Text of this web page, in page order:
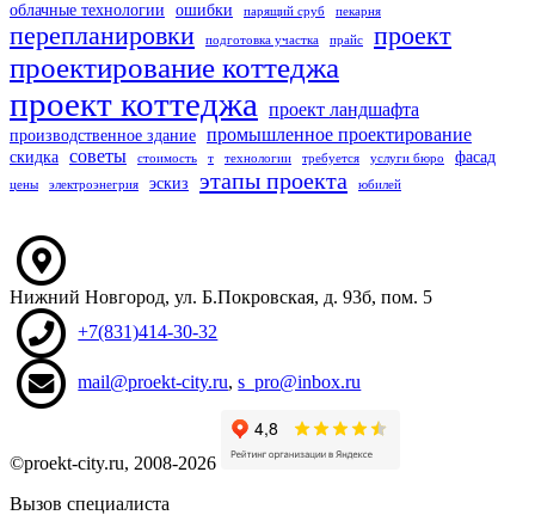
облачные технологии
ошибки парящий сруб пекарня
перепланировки подготовка участка прайс проект
проектирование коттеджа
проект коттеджа проект ландшафта
производственное здание промышленное проектирование
скидка советы стоимость т технологии требуется услуги бюро фасад
цены электроэнегрия эскиз этапы проекта юбилей
Нижний Новгород, ул. Б.Покровская, д. 93б, пом. 5
+7(831)414-30-32
mail@proekt-city.ru,s_pro@inbox.ru
©proekt-city.ru, 2008-2026
Вызов специалиста